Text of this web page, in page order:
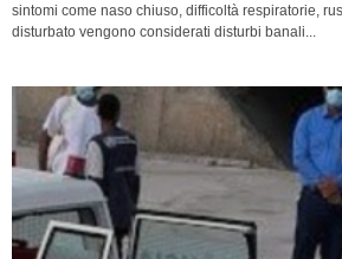
sintomi come naso chiuso, difficoltà respiratorie,
disturbato vengono considerati disturbi banali...